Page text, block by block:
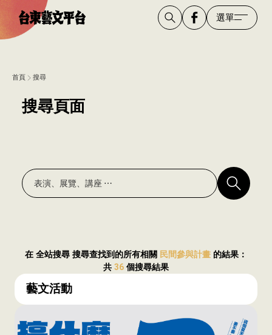
選單
首頁 搜尋
搜尋頁面
在 全站搜尋 搜尋查找到的所有相關 民間參與計畫 的結果：
共 36 個搜尋結果
藝文活動